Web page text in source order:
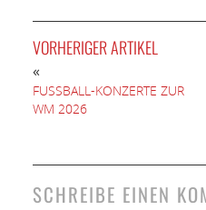
VORHERIGER ARTIKEL
«
FUSSBALL-KONZERTE ZUR W
M 2026
SCHREIBE EINEN